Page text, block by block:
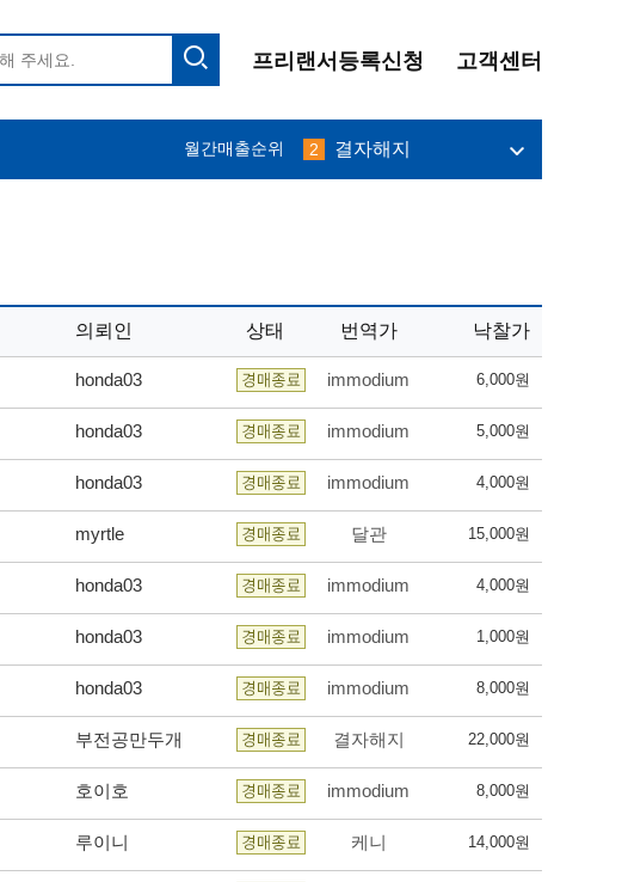
프리랜서등록신청 고객센터
월간매출순위
1 필그림
2 결자해지
프리맨
의뢰인 상태 번역가 낙찰가
honda03 immodium 6,000원
honda03 immodium 5,000원
honda03 immodium 4,000원
myrtle 달관 15,000원
honda03 immodium 4,000원
honda03 immodium 1,000원
honda03 immodium 8,000원
부전공만두개 결자해지 22,000원
호이호 immodium 8,000원
루이니 케니 14,000원